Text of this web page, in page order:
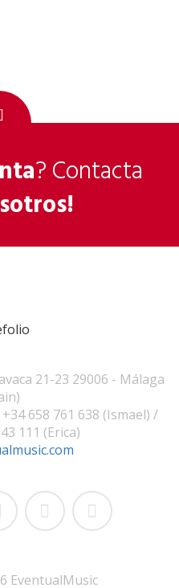
? Contacta
21-23 29006 - Málaga
658 761 638 (Ismael) /
111 (Erica)
EventualMusic